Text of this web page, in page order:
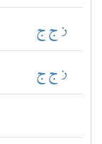
ز ج ج
ز ج ج